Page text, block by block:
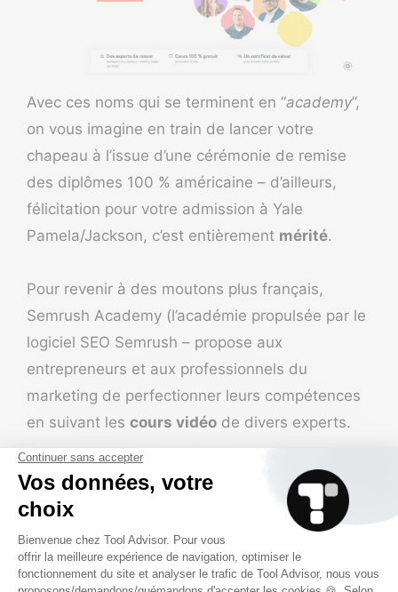
Avec ces noms qui se terminent en “academy”,
on vous imagine en train de lancer votre
chapeau à l’issue d’une cérémonie de remise
des diplômes 100 % américaine – d’ailleurs,
félicitation pour votre admission à Yale
Pamela/Jackson, c’est entièrement mérité.
Pour revenir à des moutons plus français,
Semrush Academy (l’académie propulsée par le
logiciel SEO Semrush – propose aux
entrepreneurs et aux professionnels du
marketing de perfectionner leurs compétences
en suivant les cours vidéo de divers experts.
Les cours proposés en marketing ne sont pas
nombreux, mais permettent d’apprendre à créer
un site web, à maîtriser l’art du SEO ou à
s’améliorer en la matière facilement et plutôt
rapidement– comptez 1h pour découvrir les